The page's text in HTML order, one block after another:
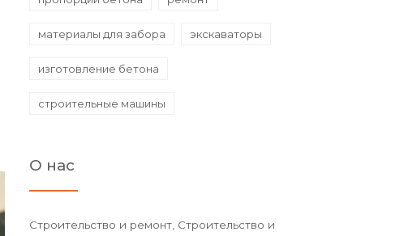
материалы для забора экскаваторы
изготовление бетона
строительные машины
О нас
Строительство и ремонт, Строительство и